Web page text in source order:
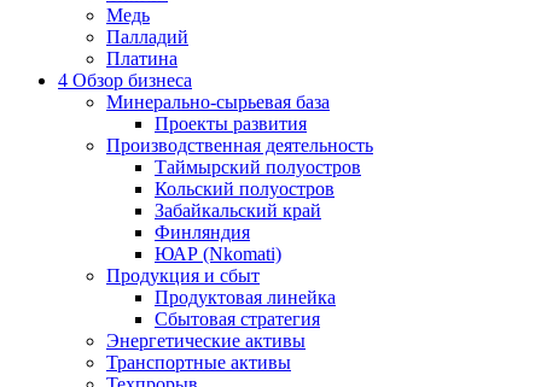
Медь
Палладий
Платина
4 Обзор бизнеса
Минерально-сырьевая база
Проекты развития
Производственная деятельность
Таймырский полуостров
Кольский полуостров
Забайкальский край
Финляндия
ЮАР (Nkomati)
Продукция и сбыт
Продуктовая линейка
Сбытовая стратегия
Энергетические активы
Транспортные активы